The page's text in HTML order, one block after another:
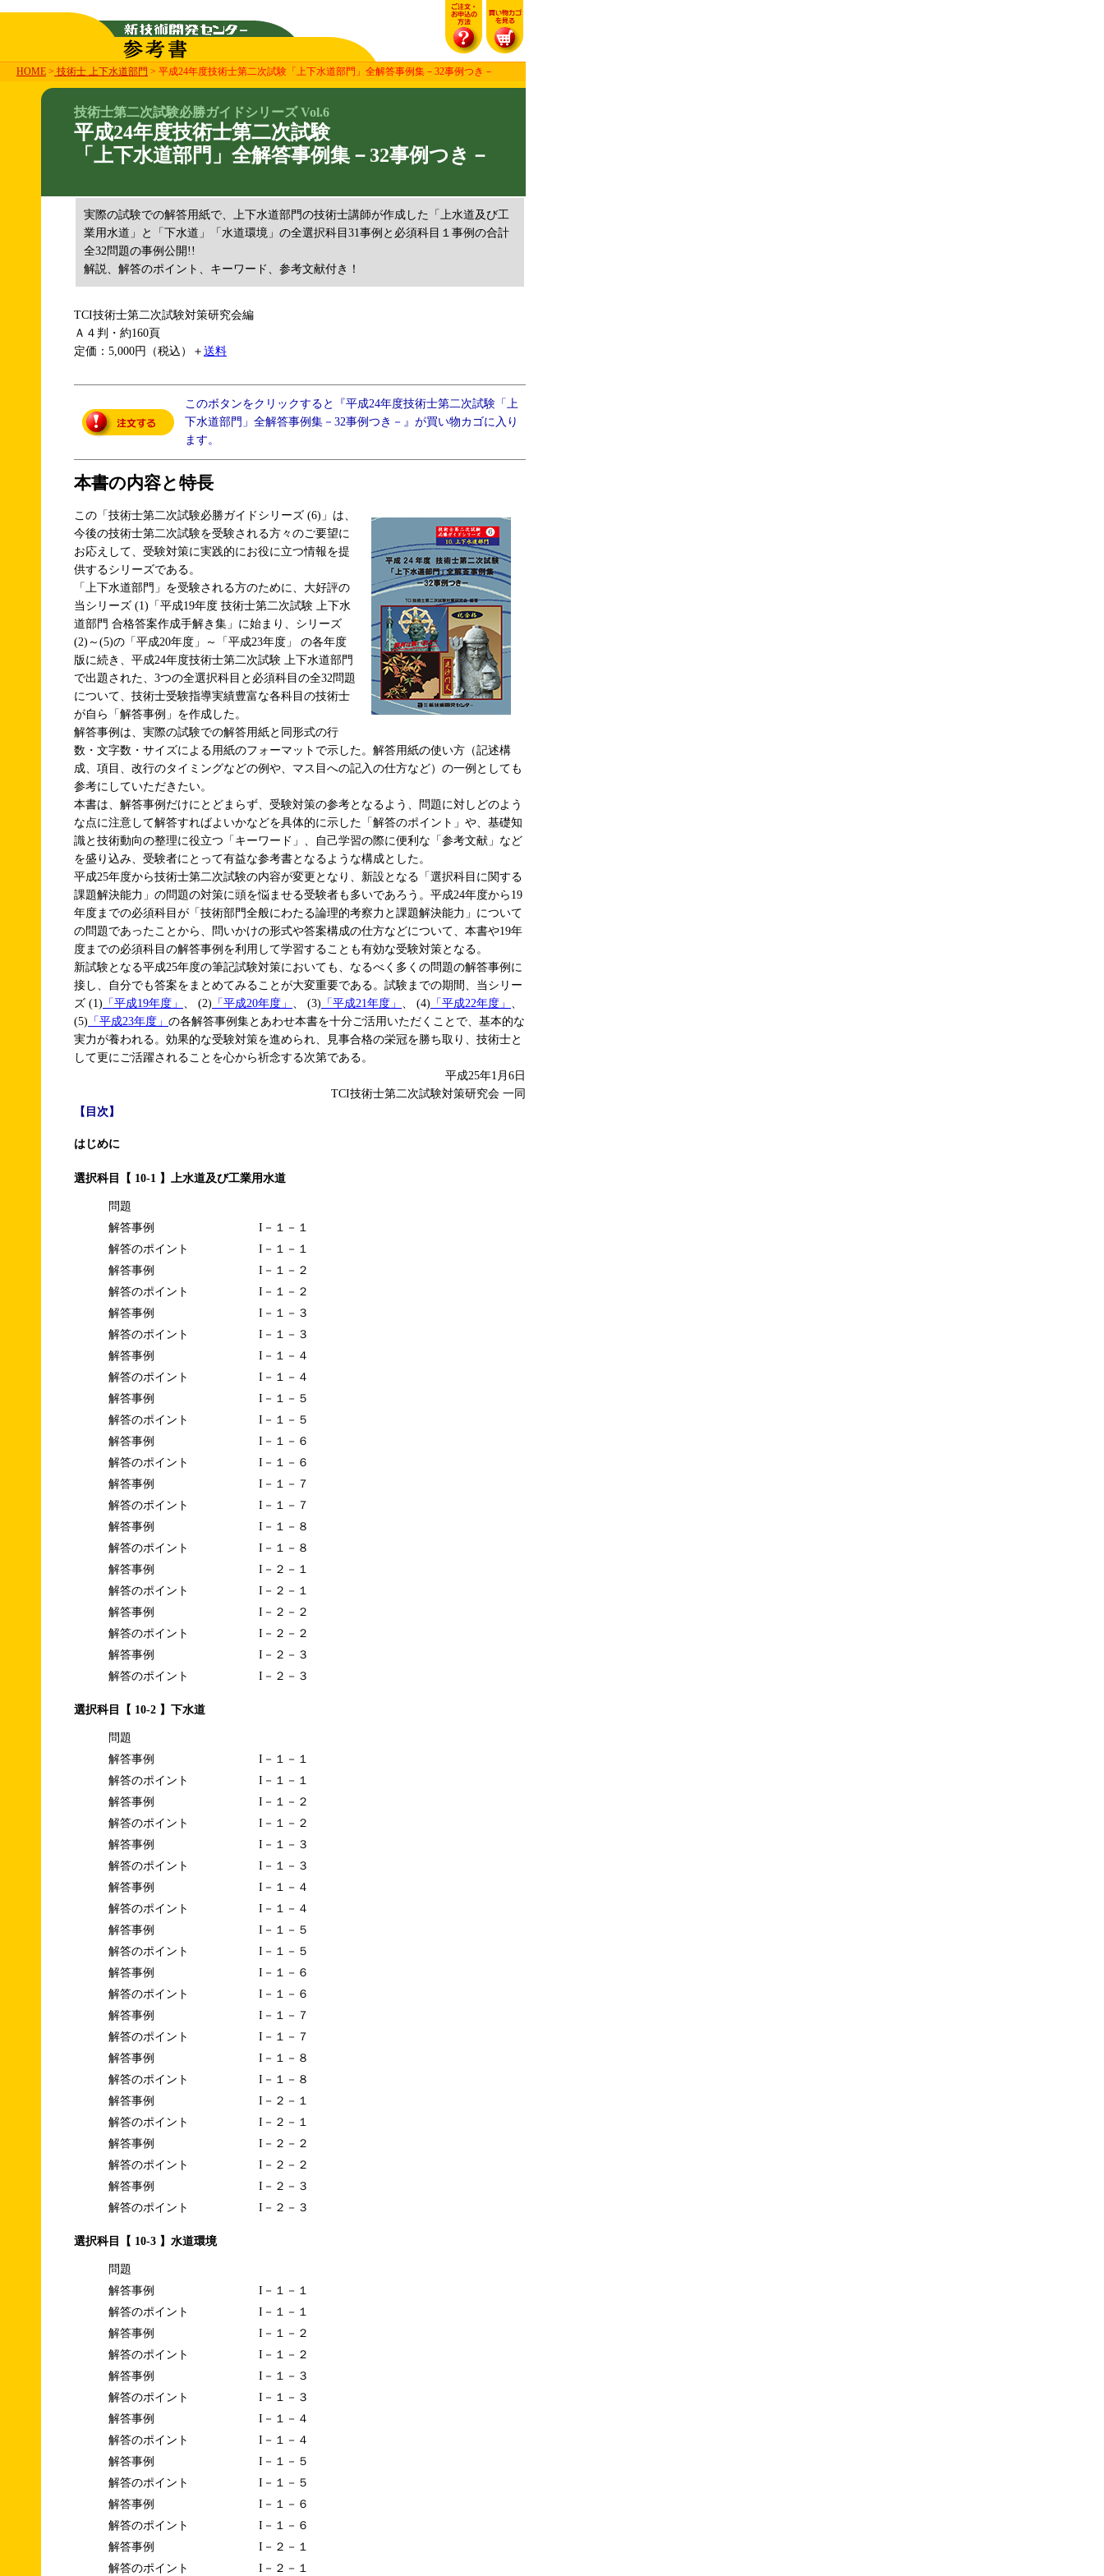
HOME > 技術士 上下水道部門 > 平成24年度技術士第二次試験「上下水道部門」全解答事例集－32事例つき－
技術士第二次試験必勝ガイドシリーズ Vol.6
平成24年度技術士第二次試験
「上下水道部門」全解答事例集－32事例つき－
実際の試験での解答用紙で、上下水道部門の技術士講師が作成した「上水道及び工
業用水道」と「下水道」「水道環境」の全選択科目31事例と必須科目１事例の合計
全32問題の事例公開!!
解説、解答のポイント、キーワード、参考文献付き！
TCI技術士第二次試験対策研究会編
Ａ４判・約160頁
定価：5,000円（税込）＋ 送料
このボタンをクリックすると『平成24年度技術士第二次試験「上
下水道部門」全解答事例集－32事例つき－』が買い物カゴに入り
ます。
本書の内容と特長
この「技術士第二次試験必勝ガイドシリーズ (6)」は、
今後の技術士第二次試験を受験される方々のご要望に
お応えして、受験対策に実践的にお役に立つ情報を提
供するシリーズである。
「上下水道部門」を受験される方のために、大好評の
当シリーズ (1)「平成19年度 技術士第二次試験 上下水
道部門 合格答案作成手解き集」に始まり、シリーズ
(2)～(5)の「平成20年度」～「平成23年度」 の各年度
版に続き、平成24年度技術士第二次試験 上下水道部門
で出題された、3つの全選択科目と必須科目の全32問題
について、技術士受験指導実績豊富な各科目の技術士
が自ら「解答事例」を作成した。
解答事例は、実際の試験での解答用紙と同形式の行
数・文字数・サイズによる用紙のフォーマットで示した。解答用紙の使い方（記述構
成、項目、改行のタイミングなどの例や、マス目への記入の仕方など）の一例としても
参考にしていただきたい。
本書は、解答事例だけにとどまらず、受験対策の参考となるよう、問題に対しどのよう
な点に注意して解答すればよいかなどを具体的に示した「解答のポイント」や、基礎知
識と技術動向の整理に役立つ「キーワード」、自己学習の際に便利な「参考文献」など
を盛り込み、受験者にとって有益な参考書となるような構成とした。
平成25年度から技術士第二次試験の内容が変更となり、新設となる「選択科目に関する
課題解決能力」の問題の対策に頭を悩ませる受験者も多いであろう。平成24年度から19
年度までの必須科目が「技術部門全般にわたる論理的考察力と課題解決能力」について
の問題であったことから、問いかけの形式や答案構成の仕方などについて、本書や19年
度までの必須科目の解答事例を利用して学習することも有効な受験対策となる。
新試験となる平成25年度の筆記試験対策においても、なるべく多くの問題の解答事例に
接し、自分でも答案をまとめてみることが大変重要である。試験までの期間、当シリー
ズ (1) 「平成19年度」 、 (2) 「平成20年度」 、 (3) 「平成21年度」 、 (4) 「平成22年度」
(5) 「平成23年度」 の各解答事例集とあわせ本書を十分ご活用いただくことで、基本的な
実力が養われる。効果的な受験対策を進められ、見事合格の栄冠を勝ち取り、技術士と
して更にご活躍されることを心から祈念する次第である。
平成25年1月6日
TCI技術士第二次試験対策研究会 一同
【目次】
はじめに
選択科目【 10-1 】上水道及び工業用水道
問題
解答事例
I－１－１
解答のポイント
I－１－１
解答事例
I－１－２
解答のポイント
I－１－２
解答事例
I－１－３
解答のポイント
I－１－３
解答事例
I－１－４
解答のポイント
I－１－４
解答事例
I－１－５
解答のポイント
I－１－５
解答事例
I－１－６
解答のポイント
I－１－６
解答事例
I－１－７
解答のポイント
I－１－７
解答事例
I－１－８
解答のポイント
I－１－８
解答事例
I－２－１
解答のポイント
I－２－１
解答事例
I－２－２
解答のポイント
I－２－２
解答事例
I－２－３
解答のポイント
I－２－３
選択科目【 10-2 】下水道
問題
解答事例
I－１－１
解答のポイント
I－１－１
解答事例
I－１－２
解答のポイント
I－１－２
解答事例
I－１－３
解答のポイント
I－１－３
解答事例
I－１－４
解答のポイント
I－１－４
解答事例
I－１－５
解答のポイント
I－１－５
解答事例
I－１－６
解答のポイント
I－１－６
解答事例
I－１－７
解答のポイント
I－１－７
解答事例
I－１－８
解答のポイント
I－１－８
解答事例
I－２－１
解答のポイント
I－２－１
解答事例
I－２－２
解答のポイント
I－２－２
解答事例
I－２－３
解答のポイント
I－２－３
選択科目【 10-3 】水道環境
問題
解答事例
I－１－１
解答のポイント
I－１－１
解答事例
I－１－２
解答のポイント
I－１－２
解答事例
I－１－３
解答のポイント
I－１－３
解答事例
I－１－４
解答のポイント
I－１－４
解答事例
I－１－５
解答のポイント
I－１－５
解答事例
I－１－６
解答のポイント
I－１－６
解答事例
I－２－１
解答のポイント
I－２－１